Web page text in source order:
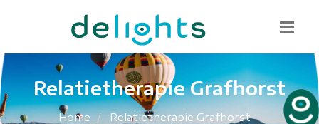
085 130 1482
info@delights.nu
Relatietherapie Grafhorst
Home Relatietherapie Grafhorst